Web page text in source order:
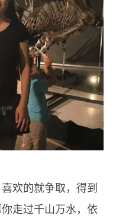
欢的就争取，得到
走过千山万水，依